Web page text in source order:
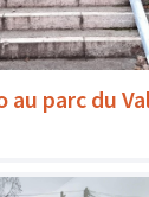
au parc du